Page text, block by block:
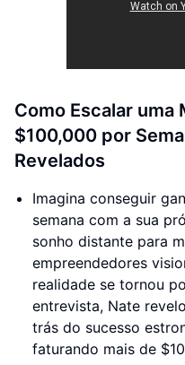
Como Escalar uma
$100,000 por
Revelados
Imagina conseguir
semana com a sua
sonho distante para
empreendedores
realidade se tornou
entrevista, Nate
trás do sucesso
faturando mais de